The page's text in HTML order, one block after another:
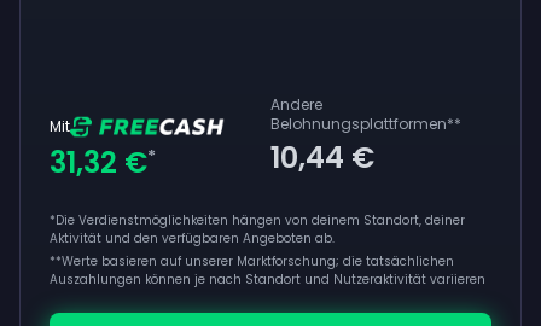
Mit
31,32 €*
Andere
Belohnungsplattformen**
10,44 €
*Die Verdienstmöglichkeiten hängen von deinem Standort, deiner
Aktivität und den verfügbaren Angeboten ab.
**Werte basieren auf unserer Marktforschung; die tatsächlichen
Auszahlungen können je nach Standort und Nutzeraktivität variieren